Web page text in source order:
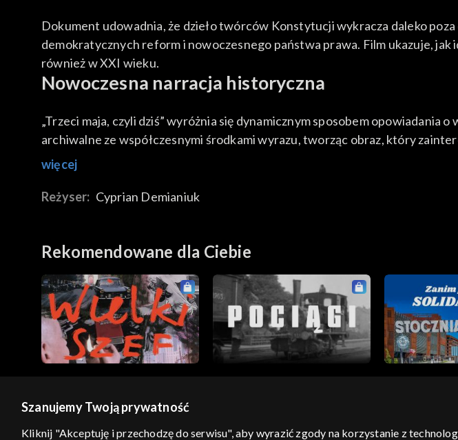
Dokument udowadnia, że dzieło twórców Konstytucji wykracza daleko
demokratycznych reform i nowoczesnego państwa prawa. Film ukazuje,
również w XXI wieku.
Nowoczesna narracja historyczna
„Trzeci maja, czyli dziś” wyróżnia się dynamicznym sposobem opowiadania
archiwalne ze współczesnymi środkami wyrazu, tworząc obraz, który
więcej
Reżyser: Cyprian Demianiuk
Rekomendowane dla Ciebie
Szanujemy Twoją prywatność
Kliknij "Akceptuję i przechodzę do serwisu", aby wyrazić zgody na korzystanie z